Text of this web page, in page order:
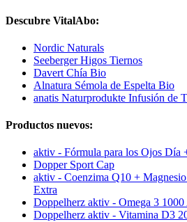
Descubre VitalAbo:
Nordic Naturals
Seeberger Higos Tiernos
Davert Chía Bio
Alnatura Sémola de Espelta Bio
anatis Naturprodukte Infusión de
Productos nuevos:
aktiv - Fórmula para los Ojos Día
Dopper Sport Cap
aktiv - Coenzima Q10 +
Extra
Doppelherz aktiv - Omega 3 1000
Doppelherz aktiv - Vitamina D3